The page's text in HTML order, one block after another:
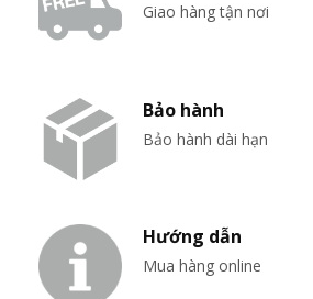
Giao hàng tận nơi
Bảo hành
Bảo hành dài hạn
Hướng dẫn
Mua hàng online